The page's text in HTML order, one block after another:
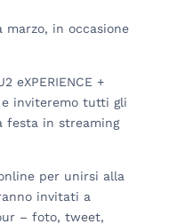
marzo, in occasione
eXPERIENCE +
e inviteremo tutti gli
festa in streaming
per unirsi alla
invitati a
– foto, tweet,